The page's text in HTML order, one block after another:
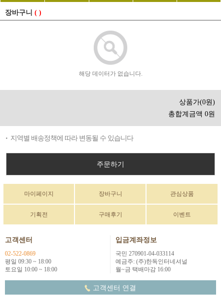
장바구니 ( )
해당 데이터가 없습니다.
상품가(0원)
총합계금액 0원
지역별 배송정책에 따라 변동될 수 있습니다
주문하기
마이페이지 장바구니 관심상품
기획전 구매후기 이벤트
고객센터
02-522-0869
평일 09:30 ~ 18:00
토요일 10:00 ~ 18:00
입금계좌정보
국민 270901-04-033114
예금주: (주)한독인터네셔널
월~금 택배마감 16:00
고객센터 연결